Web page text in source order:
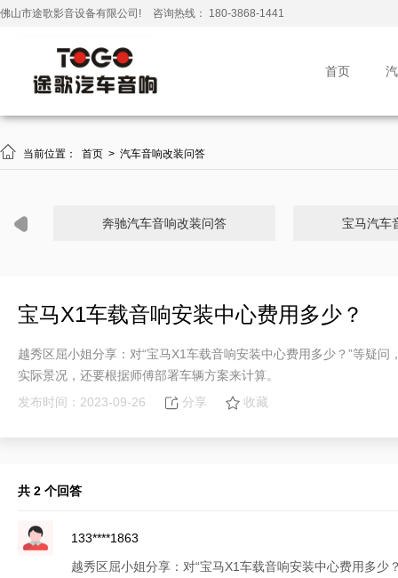
佛山市途歌影音设备有限公司! 咨询热线： 180-3868-1441
首页
 当前位置： 首页 > 汽车音响改装问答
奔驰汽车音响改装问答 宝马汽车
宝马X1车载音响安装中心费用多少？
越秀区屈小姐分享：对“宝马X1车载音响安装中心费用多少？”等疑
实际景况，还要根据师傅部署车辆方案来计算。
发布时间：2023-09-26
分享 收藏
共 2 个回答
133****1863
越秀区屈小姐分享：对“宝马X1车载音响安装中心费用多